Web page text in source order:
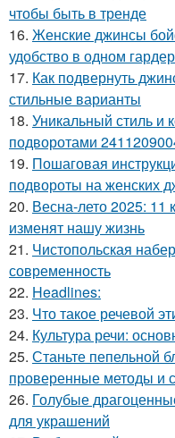
чтобы быть в тренде
16. Женские джинсы
удобство в одном
17. Как подвернуть
стильные варианты
18. Уникальный стиль
подворотами
19. Пошаговая
подвороты на женских
20. Весна-лето 2025: 11
изменят нашу жизнь
21. Чистопольская
современность
22. Headlines:
23. Что такое речевой
24. Культура речи:
25. Станьте пепельной
проверенные методы и
26. Голубые
для украшений